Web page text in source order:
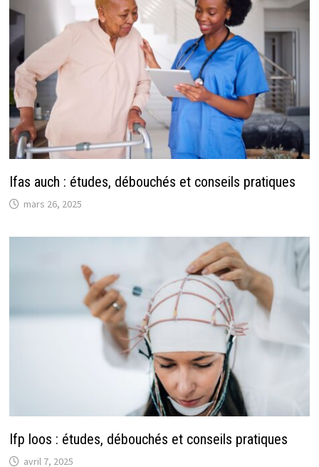
Ifas auch : études, débouchés et conseils pratiques
mars 26, 2025
Ifp loos : études, débouchés et conseils pratiques
avril 7, 2025